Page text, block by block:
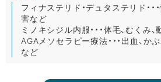
フィナステリド・デュタステリド・・
害など
ミノキシジル内服・・・体毛、むくみ
AGAメソセラピー療法・・・出血、か
など